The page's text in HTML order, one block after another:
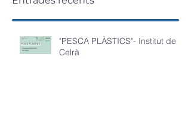
"PESCA PLÀSTICS"- Institut de
Celrà